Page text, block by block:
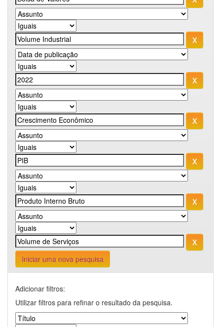
Iniciar uma nova pesquisa
Adicionar filtros:
Utilizar filtros para refinar o resultado da pesquisa.